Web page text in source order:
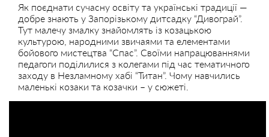
Як поєднати сучасну освіту та українські традиції —
добре знають у Запорізькому дитсадку “Дивограй”.
Тут малечу змалку знайомлять із козацькою
культурою, народними звичаями та елементами
бойового мистецтва “Спас”. Своїми напрацюваннями
педагоги поділилися з колегами під час тематичного
заходу в Незламному хабі “Титан”. Чому навчились
маленькі козаки та козачки – у сюжеті.